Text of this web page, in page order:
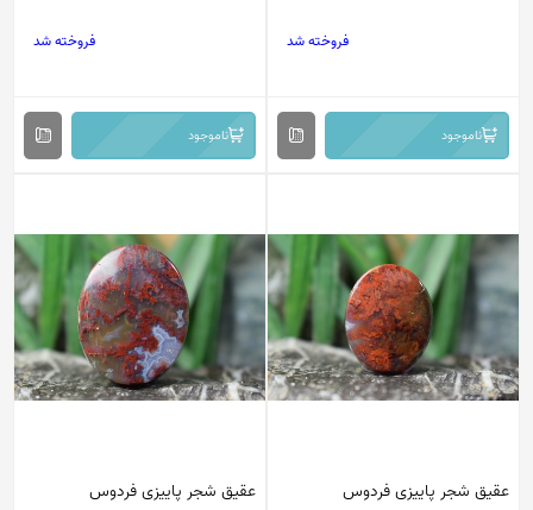
فروخته شد
ناموجود
فروخته شد
ناموجود
عقیق شجر پاییزی فردوس عقیق شجر پاییزی فردوس